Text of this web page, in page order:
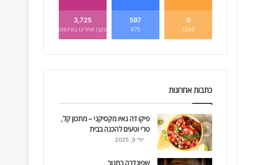
0
1256
597
875
3,725
עקבו אחרינו באינסטגרם
כתבות אחרונות
פיקו דה גאיו מקסיקני – מתכון קל,
טרי וטעים להכנה בבית
יולי 9, 2025
שפונדרה בתנור